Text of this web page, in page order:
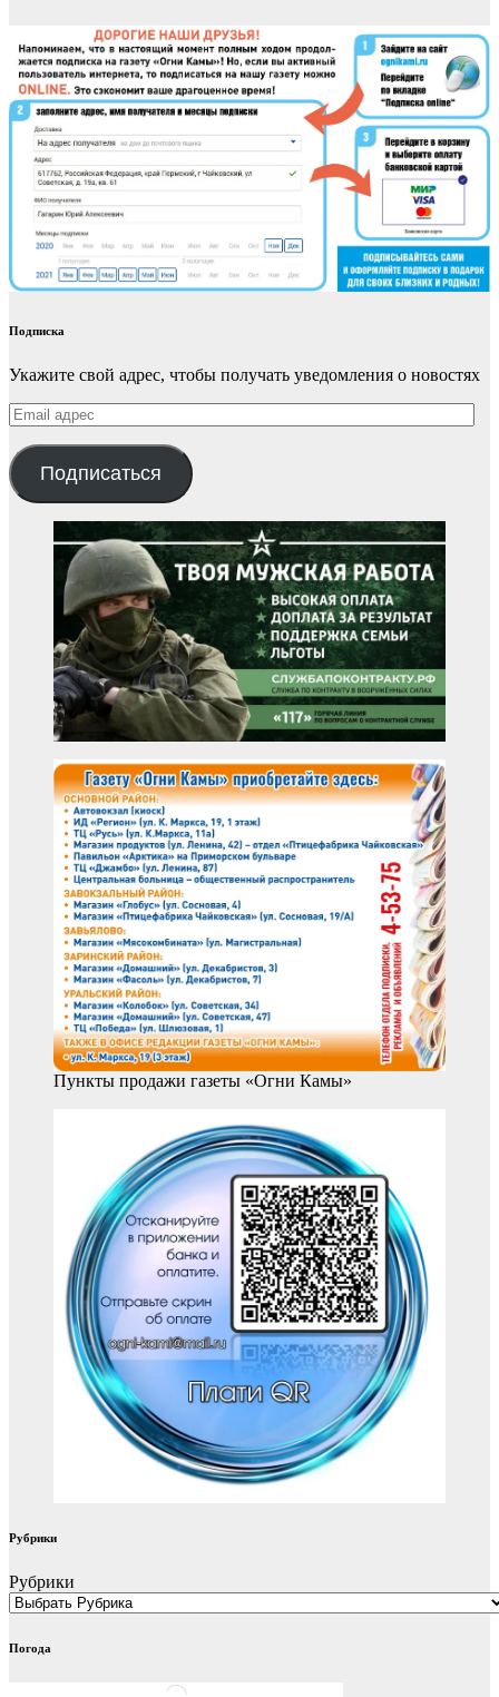
Подписка
Укажите свой адрес, чтобы получать уведомления о новостях
Email
адрес
Подписаться
Пункты продажи газеты «Огни Камы»
Рубрики
Рубрики
Погода